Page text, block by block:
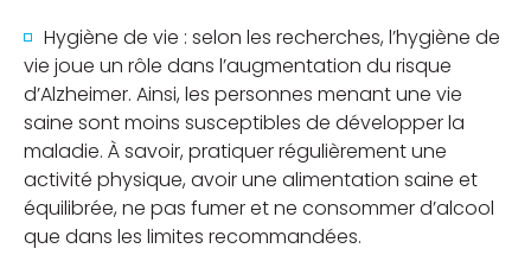
Hygiène de vie : selon les recherches, l’hygiène de
vie joue un rôle dans l’augmentation du risque
d’Alzheimer. Ainsi, les personnes menant une vie
saine sont moins susceptibles de développer la
maladie. À savoir, pratiquer régulièrement une
activité physique, avoir une alimentation saine et
équilibrée, ne pas fumer et ne consommer d’alcool
que dans les limites recommandées.